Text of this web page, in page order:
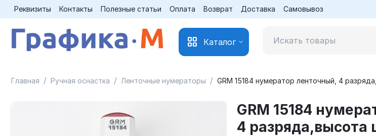
Реквизиты Контакты Полезные статьи Оплата Возврат Доставка Самовывоз
Каталог
Главная / Ручная оснастка / Ленточные нумераторы / GRM 15184 нумератор ленточный, 4
GRM 15184
4